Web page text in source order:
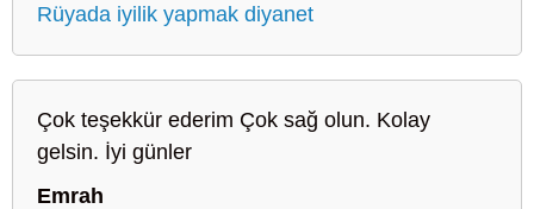
Rüyada iyilik yapmak diyanet
Çok teşekkür ederim Çok sağ olun. Kolay
gelsin. İyi günler
Emrah